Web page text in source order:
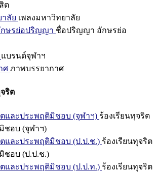
ต
าลัย เพลงมหาวิทยาลัย
ษรย่อปริญญา ชื่อปริญญา อักษรย่อ
แบรนด์จุฬาฯ
ศ ภาพบรรยากาศ
ริต
ตและประพฤติมิชอบ (จุฬาฯ) ร้องเรียนทุจริต
ชอบ (จุฬาฯ)
ตและประพฤติมิชอบ (ป.ป.ช.) ร้องเรียนทุจริต
ชอบ (ป.ป.ช.)
ตและประพฤติมิชอบ (ป.ป.ท.) ร้องเรียนทุจริต